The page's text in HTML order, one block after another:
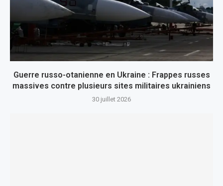
Guerre russo-otanienne en Ukraine : Frappes russes
massives contre plusieurs sites militaires ukrainiens
30 juillet 2026